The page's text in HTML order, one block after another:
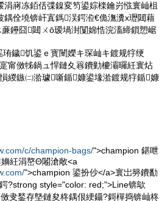
嶈冻銆佸弽鎳変笉鍙婃檪鑰岃惤寰屾柤
佺墝锛屽寘鎷洖鍔涖€佹潕瀵х瓑閮藉
鑸囧閮ㄨō瑷堝湗闅婂悎浣滀締鎻愬崌
鐬饥鍙ｅ寳闉嬫キ琛屾キ鍍规牸绠
甯傚牬鍋ュ悍鏈夊簭鐨勭櫦灞曪紝寰炶
緵鏃㈡湁璩噺鍎嫝鍙堟湁鍍规牸鍎嫝
c/champion-bags/">champion 鍖呭
紝涓嶅Θ闂滄敞<a
">champion 鍙扮仯</a>寰岀簩鐨勫
?strong style="color: red;">Line锛歍
叏鍫存墍鏈夋柊鍝佷綆鑷?鎶樿捣锛屾柊